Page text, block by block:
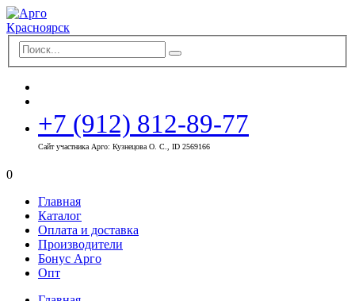
+7 (912) 812-89-77
Сайт участника Арго: Кузнецова О. С., ID 2569166
0
Главная
Каталог
Оплата и доставка
Производители
Бонус Арго
Опт